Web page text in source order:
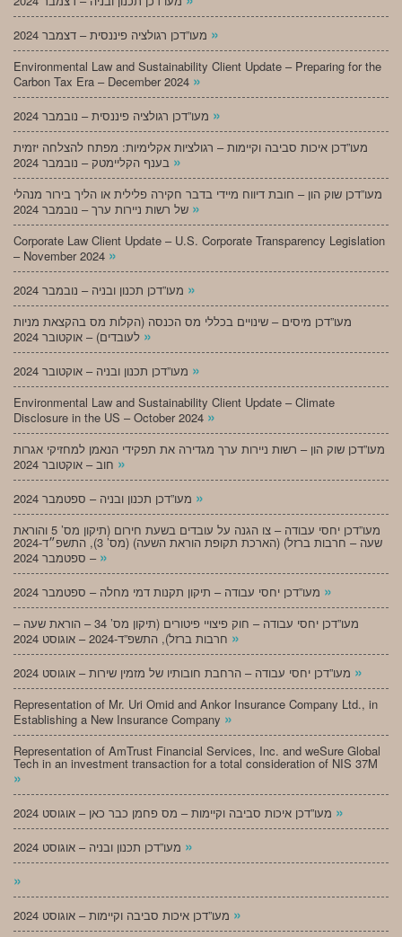
»
Environmental Law and Sustainability Client Update – Preparing for the
Carbon Tax Era – December 2024 »
»
מעו”דכן איכות סביבה וקיימות – רגולציות אקלימיות: מפתח להצלחה יזמית
»
מעו”דכן שוק הון – חובת דיווח מיידי בדבר חקירה פלילית או הליך בירור מנהלי
»
Corporate Law Client Update – U.S. Corporate Transparency Legislation
– November 2024 »
»
מעו”דכן מיסים – שינויים בכללי מס הכנסה (הקלות מס בהקצאת מניות
»
»
Environmental Law and Sustainability Client Update – Climate
Disclosure in the US – October 2024 »
מעו”דכן שוק הון – רשות ניירות ערך מגדירה את תפקידי הנאמן למחזיקי אגרות
»
»
מעו”דכן יחסי עבודה – צו הגנה על עובדים בשעת חירום (תיקון מס’ 5 והוראת
שעה – חרבות ברזל) (הארכת תקופת הוראת השעה) (מס’ 3), התשפ״ד-2024
– ספטמבר 2024 »
»
מעו”דכן יחסי עבודה – חוק פיצויי פיטורים (תיקון מס’ 34 – הוראת שעה –
»
»
Representation of Mr. Uri Omid and Ankor Insurance Company Ltd., in
Establishing a New Insurance Company »
Representation of AmTrust Financial Services, Inc. and weSure Global
Tech in an investment transaction for a total consideration of NIS 37M
»
»
»
»
»